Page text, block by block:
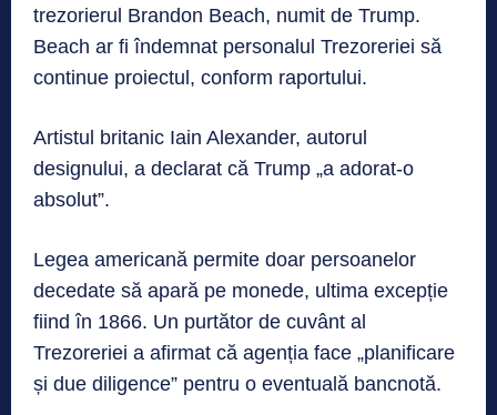
trezorierul Brandon Beach, numit de Trump.
Beach ar fi îndemnat personalul Trezoreriei să
continue proiectul, conform raportului.
Artistul britanic Iain Alexander, autorul
designului, a declarat că Trump „a adorat-o
absolut”.
Legea americană permite doar persoanelor
decedate să apară pe monede, ultima excepție
fiind în 1866. Un purtător de cuvânt al
Trezoreriei a afirmat că agenția face „planificare
și due diligence” pentru o eventuală bancnotă.